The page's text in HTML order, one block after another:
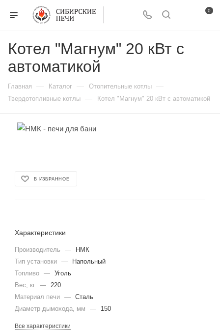
0
Котел "Магнум" 20 кВт с
автоматикой
Главная — Каталог — Отопительные котлы —
Твердотопливные котлы — Котел "Магнум" 20 кВт с автоматикой
В ИЗБРАННОЕ
Характеристики
Производитель —
НМК
Тип установки —
Напольный
Топливо — Уголь
Вес, кг — 220
Материал печи — Сталь
Диаметр дымохода, мм
— 150
Все характеристики